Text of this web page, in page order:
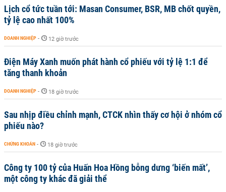
Lịch cổ tức tuần tới: Masan Consumer, BSR, MB chốt quyền,
tỷ lệ cao nhất 100%
DOANH NGHIỆP - 12 giờ trước
Điện Máy Xanh muốn phát hành cổ phiếu với tỷ lệ 1:1 để
tăng thanh khoản
DOANH NGHIỆP - 18 giờ trước
Sau nhịp điều chỉnh mạnh, CTCK nhìn thấy cơ hội ở nhóm cổ
phiếu nào?
CHỨNG KHOÁN - 18 giờ trước
Công ty 100 tỷ của Huấn Hoa Hồng bỗng dưng ‘biến mất’,
một công ty khác đã giải thể